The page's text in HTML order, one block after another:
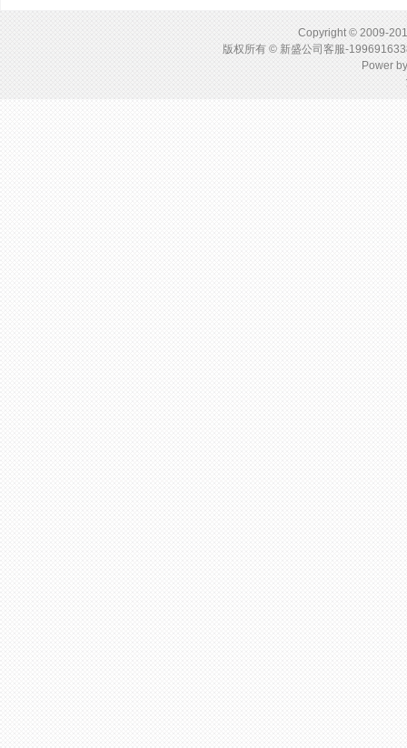
Copyright © 2009-
版权所有 © 新盛公司客服-
Power